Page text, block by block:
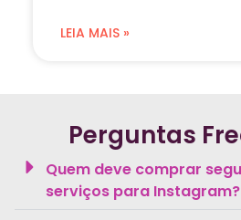
LEIA MAIS »
Perguntas
Quem deve comprar
serviços para Instagram?